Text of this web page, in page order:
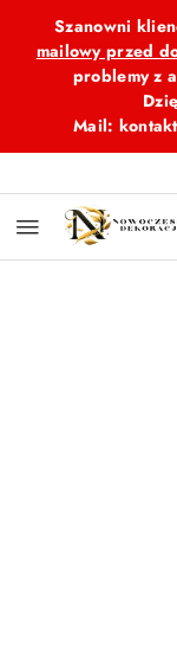
Przejdź do
Przejdź do
Przejdź do
Przejdź do
Przejdź do
Przejdź do
Szanowni
mailowy przed
problemy z
Mail: